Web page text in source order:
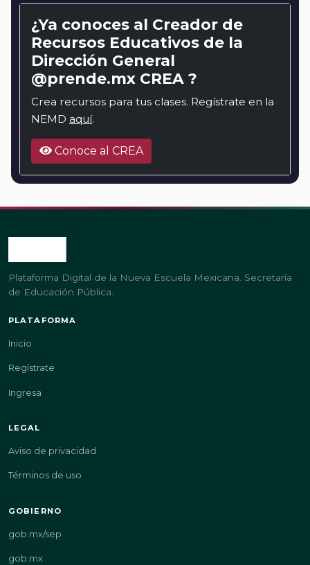
¿Ya conoces al Creador de
Recursos Educativos de la
Dirección General
@prende.mx CREA ?
Crea recursos para tus clases. Regístrate en la
NEMD aquí.
Conoce al CREA
Plataforma Digital de la Nueva Escuela Mexicana. Secretaría
de Educación Pública.
PLATAFORMA
Inicio
Regístrate
Ingresa
LEGAL
Aviso de privacidad
Términos de uso
GOBIERNO
gob.mx/sep
gob.mx